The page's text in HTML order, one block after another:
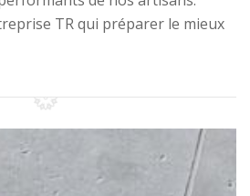
TR qui préparer le mieux